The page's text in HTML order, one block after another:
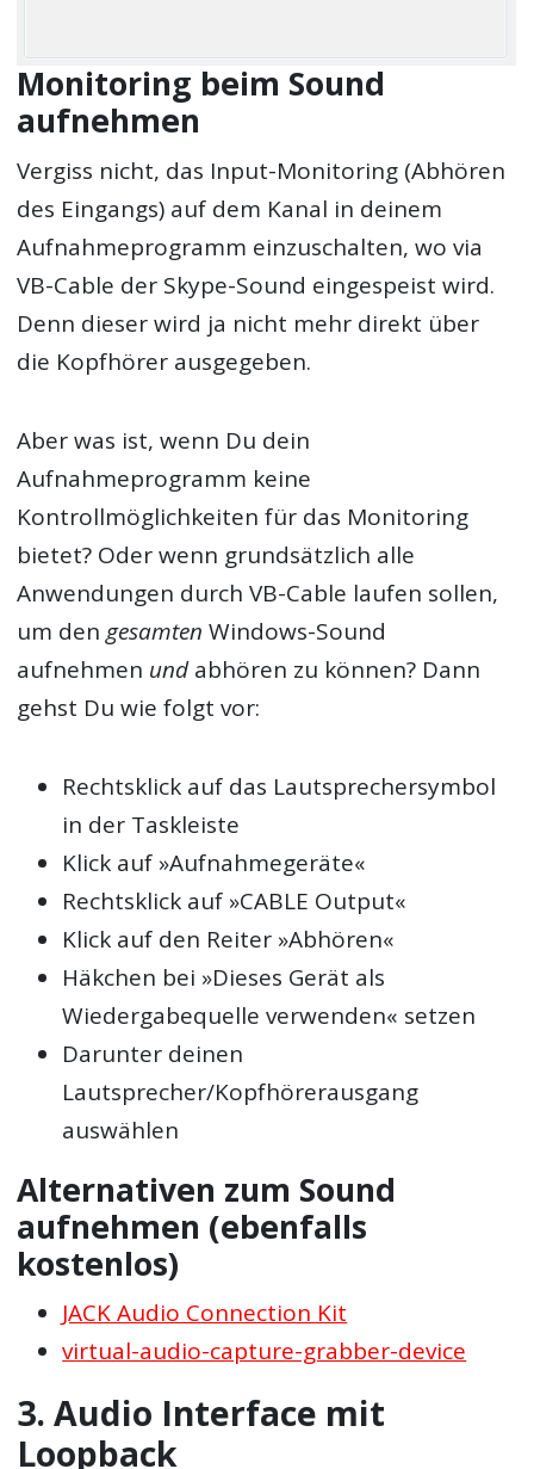
Monitoring beim Sound
aufnehmen
Vergiss nicht, das Input-Monitoring (Abhören
des Eingangs) auf dem Kanal in deinem
Aufnahmeprogramm einzuschalten, wo via
VB-Cable der Skype-Sound eingespeist wird.
Denn dieser wird ja nicht mehr direkt über
die Kopfhörer ausgegeben.
Aber was ist, wenn Du dein
Aufnahmeprogramm keine
Kontrollmöglichkeiten für das Monitoring
bietet? Oder wenn grundsätzlich alle
Anwendungen durch VB-Cable laufen sollen,
um dengesamten Windows-Sound
aufnehmen undabhören zu können? Dann
gehst Du wie folgt vor:
Rechtsklick auf das Lautsprechersymbol
in der Taskleiste
Klick auf »Aufnahmegeräte«
Rechtsklick auf »CABLE Output«
Klick auf den Reiter »Abhören«
Häkchen bei »Dieses Gerät als
Wiedergabequelle verwenden« setzen
Darunter deinen
Lautsprecher/Kopfhörerausgang
auswählen
Alternativen zum Sound
aufnehmen (ebenfalls
kostenlos)
JACK Audio Connection Kit
virtual-audio-capture-grabber-device
3. Audio Interface mit
Loopback